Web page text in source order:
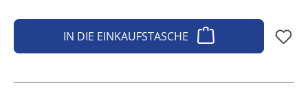
IN DIE EINKAUFSTASCHE